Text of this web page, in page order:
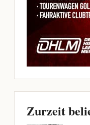
Zurzeit